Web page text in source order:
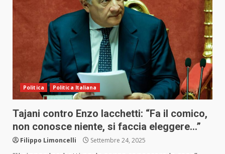
Politica Politica Italiana
Tajani contro Enzo Iacchetti: “Fa il comico,
non conosce niente, si faccia eleggere…”
Filippo Limoncelli Settembre 24, 2025